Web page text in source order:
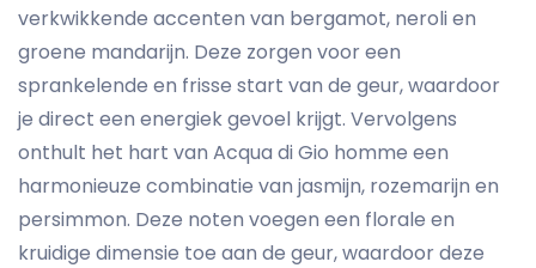
verkwikkende accenten van bergamot, neroli en
groene mandarijn. Deze zorgen voor een
sprankelende en frisse start van de geur, waardoor
je direct een energiek gevoel krijgt. Vervolgens
onthult het hart van Acqua di Gio homme een
harmonieuze combinatie van jasmijn, rozemarijn en
persimmon. Deze noten voegen een florale en
kruidige dimensie toe aan de geur, waardoor deze